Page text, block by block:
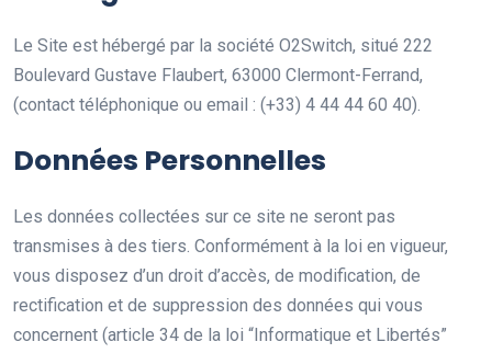
Le Site est hébergé par la société O2Switch, situé 222
Boulevard Gustave Flaubert, 63000 Clermont-Ferrand,
(contact téléphonique ou email : (+33) 4 44 44 60 40).
Données Personnelles
Les données collectées sur ce site ne seront pas
transmises à des tiers. Conformément à la loi en vigueur,
vous disposez d’un droit d’accès, de modification, de
rectification et de suppression des données qui vous
concernent (article 34 de la loi “Informatique et Libertés”